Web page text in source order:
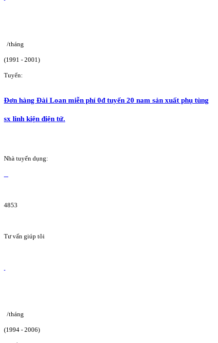
/tháng
(1991 - 2001)
Tuyển:
Đơn hàng Đài Loan miễn phí 0đ tuyển 20 nam sản xuất phụ tùng
sx linh kiện điện tử.
Nhà tuyển dụng:
4853
Tư vấn giúp tôi
/tháng
(1994 - 2006)